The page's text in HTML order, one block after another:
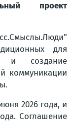
проект
для
и создание
коммуникации
2026 года, и
Соглашение